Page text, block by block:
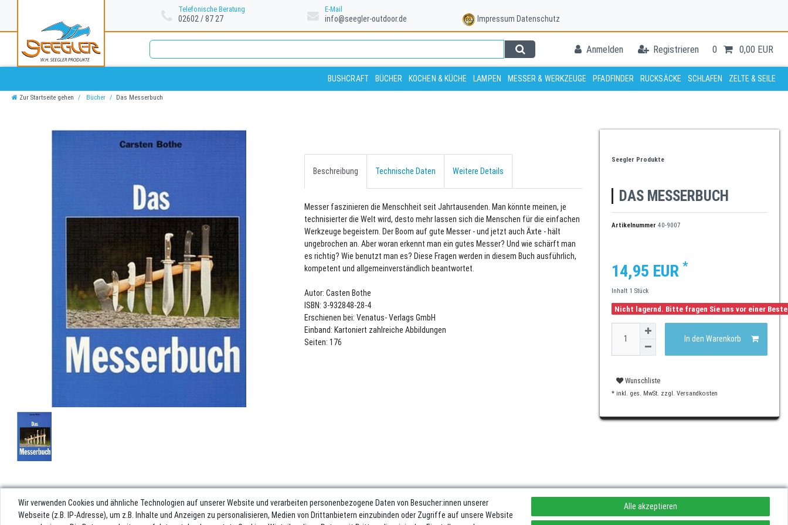
Telefonische Beratung
02602 / 87 27
E-Mail
info@seegler-outdoor.de Impressum Datenschutz
Anmelden Registrieren 0 0,00 EUR
BUSHCRAFT BÜCHER KOCHEN & KÜCHE LAMPEN MESSER & WERKZEUGE PFADFINDER RUCKSÄCKE SCHLAFEN ZELTE & SEILE
Zur Startseite gehen Bücher Das Messerbuch
Beschreibung Technische Daten Weitere Details
Messer faszinieren die Menschheit seit Jahrtausenden. Man könnte meinen, je
technisierter die Welt wird, desto mehr lassen sich die Menschen für die einfachen
Werkzeuge begeistern. Der Boom auf gute Messer - und jetzt auch Äxte - hält
ungebrochen an. Aber woran erkennt man ein gutes Messer? Und wie schärft man
es richtig? Wie benutzt man es? Diese Fragen werden in diesem Buch ausführlich,
kompetent und allgemeinverständlich beantwortet.
Autor: Casten Bothe
ISBN: 3-932848-28-4
Erschienen bei: Venatus- Verlags GmbH
Einband: Kartoniert zahlreiche Abbildungen
Seiten: 176
Seegler Produkte
DAS MESSERBUCH
Artikelnummer 40-9007
14,95 EUR *
Inhalt 1 Stück
Nicht lagernd. Bitte fragen Sie uns vor einer
In den Warenkorb
Wunschliste
* inkl. ges. MwSt. zzgl. Versandkosten
Wir verwenden Cookies und ähnliche Technologien auf unserer Website und verarbeiten personenbezogene Daten von Besucher:innen unserer
Webseite (z.B. IP-Adresse), um z.B. Inhalte und Anzeigen zu personalisieren, Medien von Drittanbietern einzubinden oder Zugriffe auf unsere Website
Alle akzeptieren